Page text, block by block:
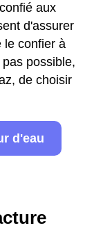
aux
d'assurer
le confier à
possible,
de choisir
d'eau